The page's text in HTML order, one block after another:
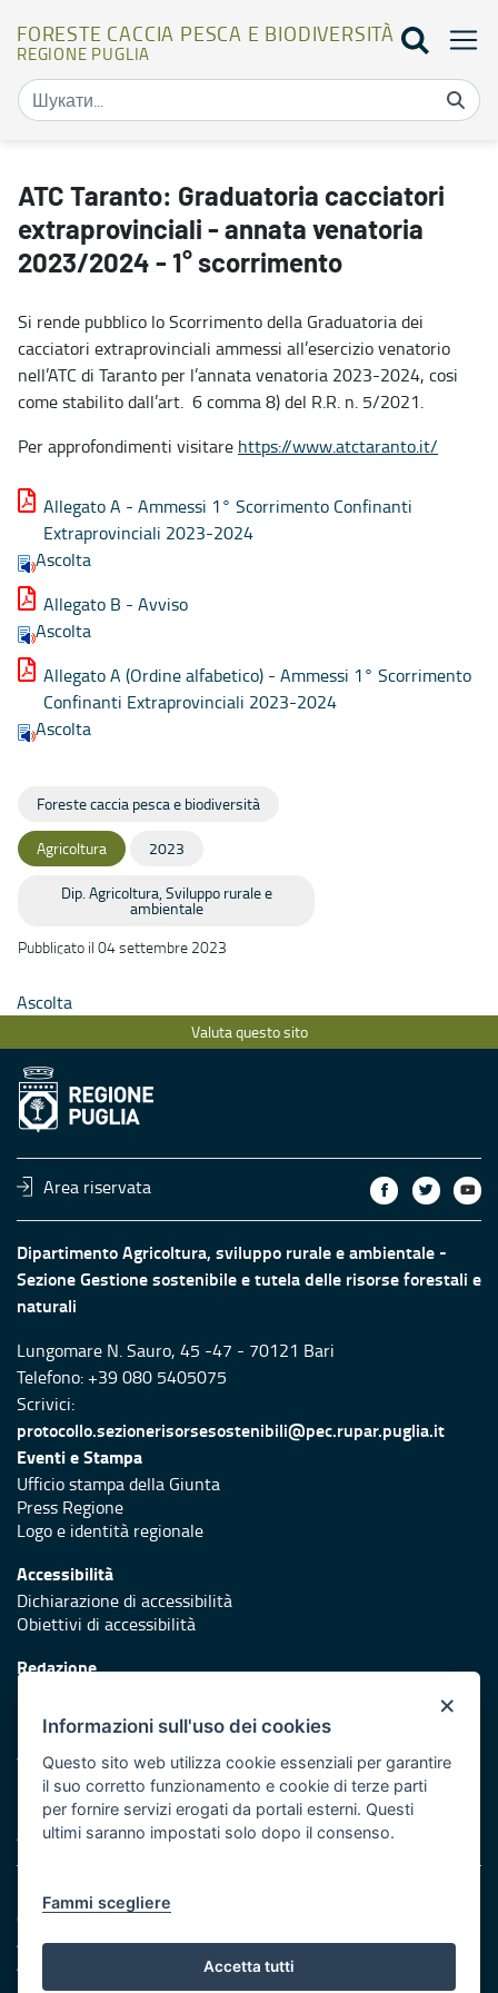
FORESTE CACCIA PESCA E BIODIVERSITÀ
REGIONE PUGLIA
ATC Taranto: Graduatoria cacciatori
extraprovinciali - annata venatoria
2023/2024 - 1° scorrimento
Si rende pubblico lo Scorrimento della Graduatoria dei
cacciatori extraprovinciali ammessi all’esercizio venatorio
nell’ATC di Taranto per l’annata venatoria 2023-2024, cosi
come stabilito dall’art. 6 comma 8) del R.R. n. 5/2021.
Per approfondimenti visitare https://www.atctaranto.it/
Allegato A - Ammessi 1° Scorrimento Confinanti
Extraprovinciali 2023-2024
Ascolta
Allegato B - Avviso
Ascolta
Allegato A (Ordine alfabetico) - Ammessi 1° Scorrimento
Confinanti Extraprovinciali 2023-2024
Ascolta
Foreste caccia pesca e biodiversità
Agricoltura 2023
Dip. Agricoltura, Sviluppo rurale e
ambientale
Pubblicato il 04 settembre 2023
Ascolta
Valuta questo sito
Area riservata
Dipartimento Agricoltura, sviluppo rurale e ambientale -
Sezione Gestione sostenibile e tutela delle risorse forestali e
naturali
Lungomare N. Sauro, 45 -47 - 70121 Bari
Telefono: +39 080 5405075
Scrivici:
protocollo.sezionerisorsesostenibili@pec.rupar.puglia.it
Eventi e Stampa
Ufficio stampa della Giunta
Press Regione
Logo e identità regionale
Accessibilità
Dichiarazione di accessibilità
Obiettivi di accessibilità
Redazione
Protezione civile
Vai al sito di Protezione Civile Puglia
Iniziativa finanziata con risorse del POR Puglia 2014/2020 -
Asse XI
Note legali
Cookie e privacy
Amministrazione trasparente
Atti di notifica
Feed RSS
×
Informazioni sull'uso dei cookies
Questo sito web utilizza cookie essenziali per garantire
il suo corretto funzionamento e cookie di terze parti
per fornire servizi erogati da portali esterni. Questi
ultimi saranno impostati solo dopo il consenso.
Fammi scegliere
Accetta tutti